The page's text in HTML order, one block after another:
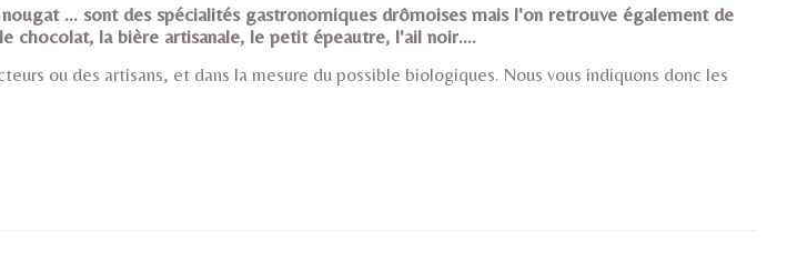
... sont des spécialités gastronomiques drômoises mais l'on retrouve également de
chocolat, la bière artisanale, le petit épeautre, l'ail noir....
ou des artisans, et dans la mesure du possible biologiques. Nous vous indiquons donc les